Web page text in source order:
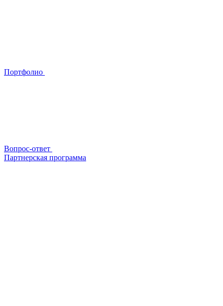
Портфолио
Вопрос-ответ
Партнерская программа